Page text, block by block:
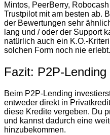
Mintos, PeerBerry,
Trustpilot mit am besten ab.
der Bewertungen sehr
lang und / oder der Support
natürlich auch ein K.O.-
solchen Form noch nie erlebt.
Fazit: P2P-
Beim P2P-Lending
entweder direkt in
diese Kredite vergeben. Du
und kannst dadurch eine
hinzubekommen.